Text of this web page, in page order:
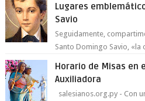
Lugares
Savio
Seguidamente,
Santo Domingo Savio,
Horario de Misas en
Auxiliadora
salesianos.org.py - Con